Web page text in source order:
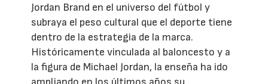
Jordan Brand en el universo del fútbol y
subraya el peso cultural que el deporte tiene
dentro de la estrategia de la marca.
Históricamente vinculada al baloncesto y a
la figura de Michael Jordan, la enseña ha ido